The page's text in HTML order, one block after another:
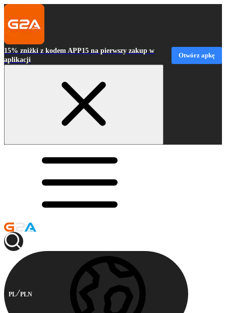
15% zniżki z kodem APP15 na pierwszy zakup w
aplikacji
Otwórz apkę
PL PLN